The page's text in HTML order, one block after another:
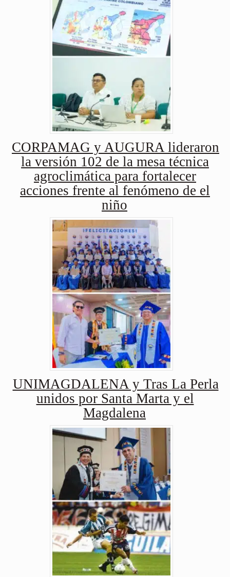
CORPAMAG y AUGURA lideraron
la versión 102 de la mesa técnica
agroclimática para fortalecer
acciones frente al fenómeno de el
niño
UNIMAGDALENA y Tras La Perla
unidos por Santa Marta y el
Magdalena